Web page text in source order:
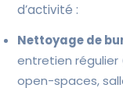
d’activité :
Nettoyage de
entretien régulier
open-spaces,